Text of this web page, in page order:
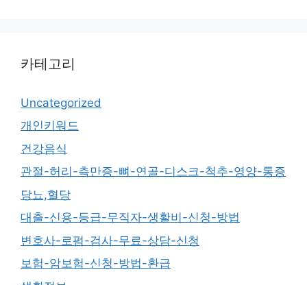
카테고리
Uncategorized
개인키워드
건강음식
관절-허리-측만증-뼈-연골-디스크-척추-영양-통증
당뇨,혈당
대출-신용-등급-무직자-생활비-신청-방법
변호사-로펌-검사-무료-상담-신청
보험-암보험-신청-방법-환급